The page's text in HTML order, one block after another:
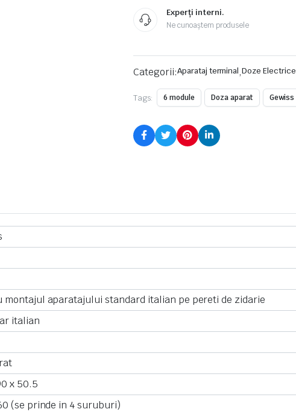
Experți interni.
Ne cunoaștem produsele
Categorii:Aparataj terminal,Doze Electrice
Tags: 6 module Doza aparat Gewiss
montajul aparatajului standard italian pe pereti de zidarie
italian
x 50.5
(se prinde in 4 suruburi)